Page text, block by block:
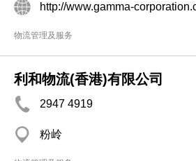
http://www.gamma-
物流管理及服务
利和物流(香港)有限公司
2947 4919
粉岭